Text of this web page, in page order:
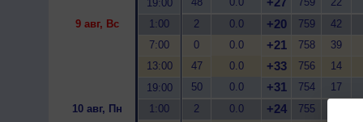
19:00
9 авг, Вс
1:00 2 0.0 +20 759 42
7:00
0 0.0 +21 758 39
13:00
47 0.0 +33 756 14
19:00
50 0.0 +31 754 17
10 авг, Пн
1:00 2 0.0 +24 755